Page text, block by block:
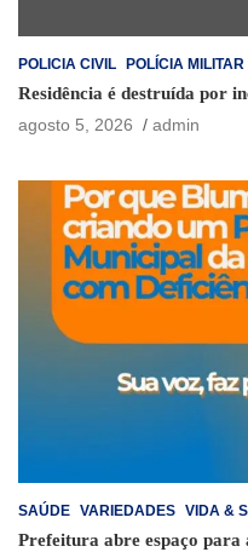
POLICIA CIVIL POLÍCIA MILITAR
Residência é destruída por
agosto 5, 2026
admin
SAÚDE VARIEDADES VIDA &
Prefeitura abre espaço